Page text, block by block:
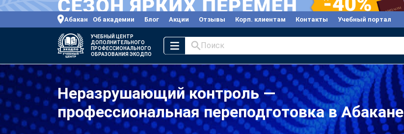
Абакан Об академии Блог Акции Отзывы Корп. клиентам Контакты Учебный портал
УЧЕБНЫЙ ЦЕНТР
ДОПОЛНИТЕЛЬНОГО
ПРОФЕССИОНАЛЬНОГО
ОБРАЗОВАНИЯ ЭКОДПО
Поиск
Неразрушающий контроль —
профессиональная переподготовка в Абакане